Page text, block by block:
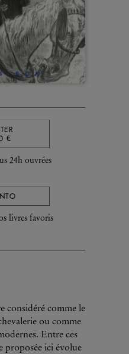
€
24h ouvrées
livres favoris
considéré comme le
ou comme
Entre ces
proposée ici évolue